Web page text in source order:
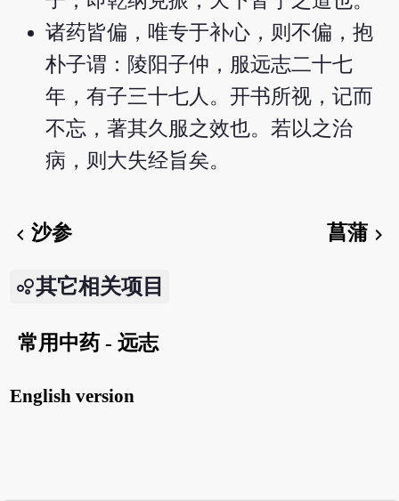
诸药皆偏，唯专于补心，则不偏，抱
朴子谓：陵阳子仲，服远志二十七
年，有子三十七人。开书所视，记而
不忘，著其久服之效也。若以之治
病，则大失经旨矣。
chevron_left沙参 菖蒲chevron_right
其它相关项目
常用中药 - 远志
English version